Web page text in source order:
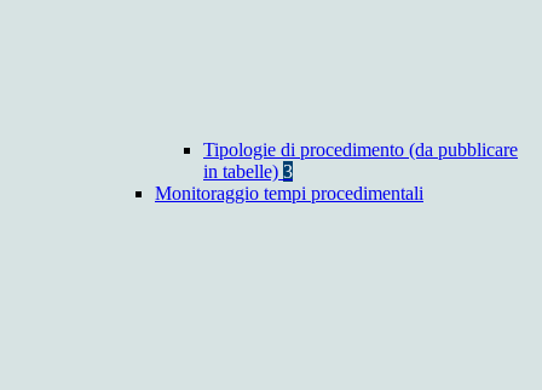
Tipologie di procedimento (da pubblicare
in tabelle) 3
Monitoraggio tempi procedimentali